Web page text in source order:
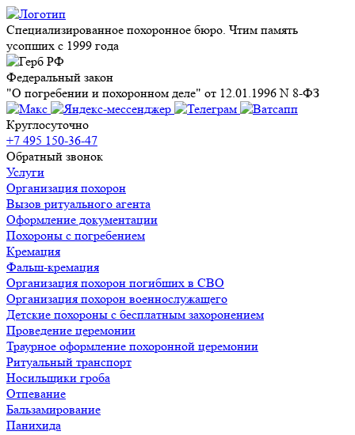
Специализированное похоронное бюро. Чтим память
усопших с 1999 года
Федеральный закон
"О погребении и похоронном деле" от 12.01.1996 N 8-ФЗ
Круглосуточно
+7 495 150-36-47
Обратный звонок
Услуги
Организация похорон
Вызов ритуального агента
Оформление документации
Похороны с погребением
Кремация
Фальш-кремация
Организация похорон погибших в СВО
Организация похорон военнослужащего
Детские похороны с бесплатным захоронением
Проведение церемонии
Траурное оформление похоронной церемонии
Ритуальный транспорт
Носильщики гроба
Отпевание
Бальзамирование
Панихида